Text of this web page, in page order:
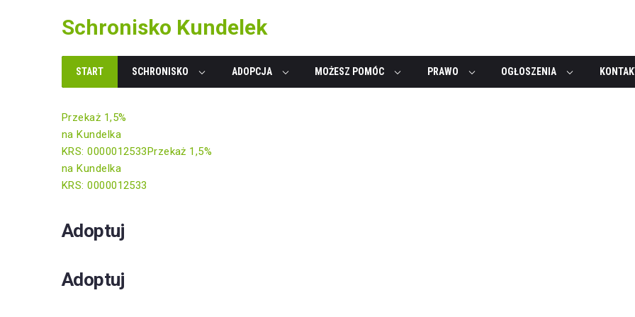
Schronisko Kundelek
START SCHRONISKO ADOPCJA MOŻESZ POMÓC PRAWO OGŁOSZENIA
Przekaż 1,5%
na Kundelka
KRS: 0000012533Przekaż 1,5%
na Kundelka
KRS: 0000012533
Adoptuj
Adoptuj